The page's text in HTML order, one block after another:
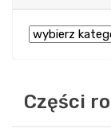
Części